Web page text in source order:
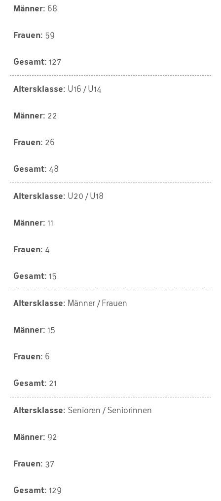
68
59
127
U16 / U14
22
26
48
U20 / U18
11
4
15
Männer / Frauen
15
6
21
Senioren / Seniorinnen
92
37
129